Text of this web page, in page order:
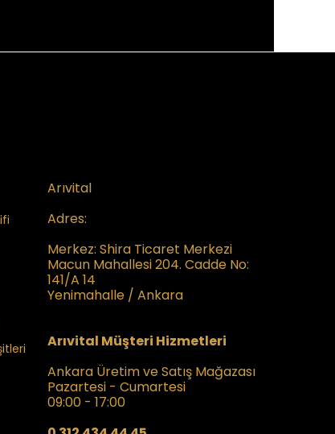
Arıvital
Adres:
Merkez: Shira Ticaret Merkezi
Macun Mahallesi 204. Cadde No:
141/A 14
Yenimahalle / Ankara
Arıvital Müşteri Hizmetleri
Ankara Üretim ve Satış Mağazası
Pazartesi - Cumartesi
09:00 - 17:00